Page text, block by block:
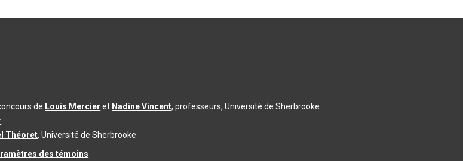
de Louis Mercier et Nadine Vincent, professeurs, Université de Sherbrooke
Théoret, Université de Sherbrooke
des témoins